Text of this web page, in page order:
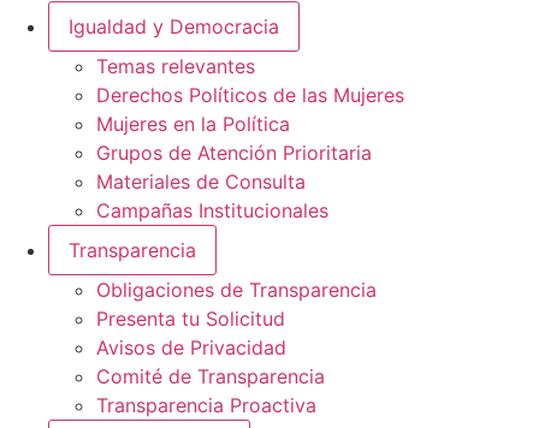
Igualdad y Democracia
Temas relevantes
Derechos Políticos de las Mujeres
Mujeres en la Política
Grupos de Atención Prioritaria
Materiales de Consulta
Campañas Institucionales
Transparencia
Obligaciones de Transparencia
Presenta tu Solicitud
Avisos de Privacidad
Comité de Transparencia
Transparencia Proactiva